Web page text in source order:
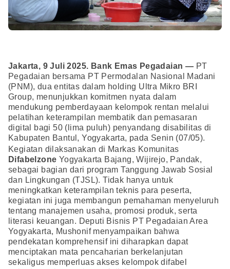
Jakarta, 9 Juli 2025. Bank Emas Pegadaian — PT
Pegadaian bersama PT Permodalan Nasional Madani
(PNM), dua entitas dalam holding Ultra Mikro BRI
Group, menunjukkan komitmen nyata dalam
mendukung pemberdayaan kelompok rentan melalui
pelatihan keterampilan membatik dan pemasaran
digital bagi 50 (lima puluh) penyandang disabilitas di
Kabupaten Bantul, Yogyakarta, pada Senin (07/05).
Kegiatan dilaksanakan di Markas Komunitas
Difabelzone Yogyakarta Bajang, Wijirejo, Pandak,
sebagai bagian dari program Tanggung Jawab Sosial
dan Lingkungan (TJSL). Tidak hanya untuk
meningkatkan keterampilan teknis para peserta,
kegiatan ini juga membangun pemahaman menyeluruh
tentang manajemen usaha, promosi produk, serta
literasi keuangan. Deputi Bisnis PT Pegadaian Area
Yogyakarta, Mushonif menyampaikan bahwa
pendekatan komprehensif ini diharapkan dapat
menciptakan mata pencaharian berkelanjutan
sekaligus memperluas akses kelompok difabel